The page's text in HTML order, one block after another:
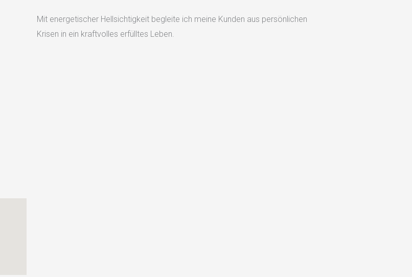
Mit energetischer Hellsichtigkeit begleite ich meine Kunden aus persönlichen
Krisen in ein kraftvolles erfülltes Leben.